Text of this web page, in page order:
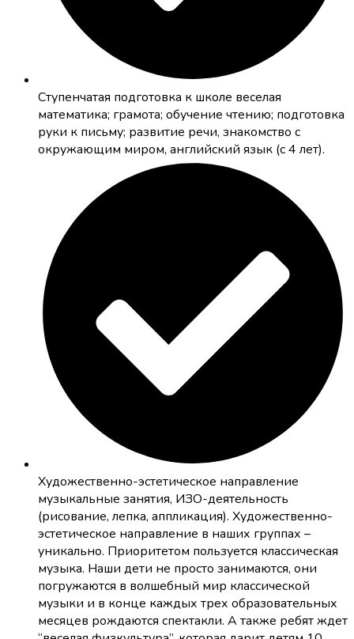
Cтупенчатая подготовка к школе веселая
математика; грамота; обучение чтению; подготовка
руки к письму; развитие речи, знакомство с
окружающим миром, английский язык (с 4 лет).
Художественно-эстетическое направление
музыкальные занятия, ИЗО-деятельность
(рисование, лепка, аппликация). Художественно-
эстетическое направление в наших группах –
уникально. Приоритетом пользуется классическая
музыка. Наши дети не просто занимаются, они
погружаются в волшебный мир классической
музыки и в конце каждых трех образовательных
месяцев рождаются спектакли. А также ребят ждет